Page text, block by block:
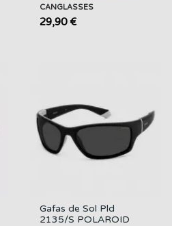
CANGLASSES
29,90 €
Gafas de Sol Pld
2135/S POLAROID